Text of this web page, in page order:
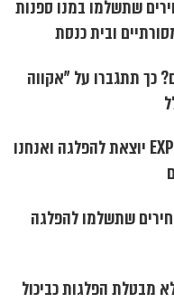
שתשלמו במנו ספנות
ובית כנסת
כך תתגברו על "אקווה
אניית היוקרה EXPLORA I יוצאת להפלגה ואנחנו
שתשלמו להפלגה
מבטלת הפלגות כביכול